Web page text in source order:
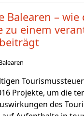
Balearen –
zu einem
Projekte, um die
des